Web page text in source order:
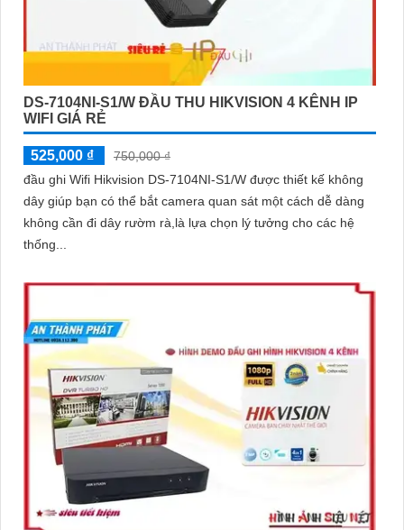
DS-7104NI-S1/W ĐẦU THU HIKVISION 4 KÊNH IP
WIFI GIÁ RẺ
525,000 ₫
750,000 ₫
đầu ghi Wifi Hikvision DS-7104NI-S1/W được thiết kế không
dây giúp bạn có thể bắt camera quan sát một cách dễ dàng
không cần đi dây rườm rà,là lựa chọn lý tưởng cho các hệ
thống...